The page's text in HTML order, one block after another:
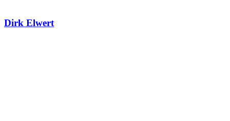
Dirk Elwert